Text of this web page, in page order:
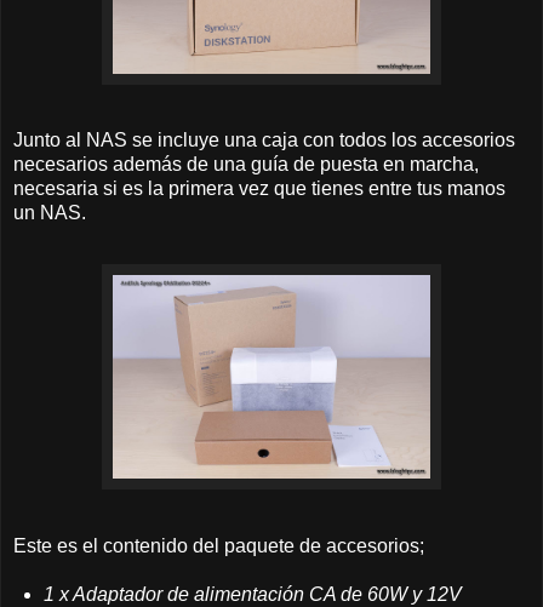
Junto al NAS se incluye una caja con todos los accesorios
necesarios además de una guía de puesta en marcha,
necesaria si es la primera vez que tienes entre tus manos
un NAS.
Este es el contenido del paquete de accesorios;
1 x Adaptador de alimentación CA de 60W y 12V